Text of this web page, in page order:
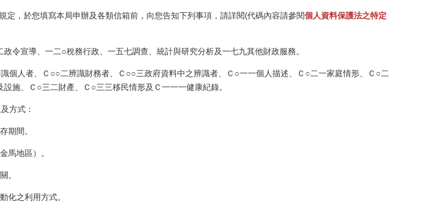
定，於您填寫本局申辦及各類信箱前，向您告知下列事項，請詳閱(代碼內容請參閱個人資料保護法之特定
令宣導、一二○稅務行政、一五七調查、統計與研究分析及一七九其他財政服務。
個人者、Ｃ○○二辨識財務者、Ｃ○○三政府資料中之辨識者、Ｃ○一一個人描述、Ｃ○二一家庭情形、Ｃ○二
施、Ｃ○三二財產、Ｃ○三三移民情形及Ｃ一一一健康紀錄。
方式：
期間。
馬地區）。
。
化之利用方式。